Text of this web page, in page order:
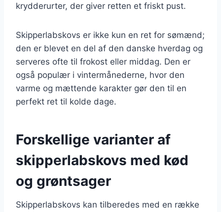
krydderurter, der giver retten et friskt pust.
Skipperlabskovs er ikke kun en ret for sømænd;
den er blevet en del af den danske hverdag og
serveres ofte til frokost eller middag. Den er
også populær i vintermånederne, hvor den
varme og mættende karakter gør den til en
perfekt ret til kolde dage.
Forskellige varianter af
skipperlabskovs med kød
og grøntsager
Skipperlabskovs kan tilberedes med en række